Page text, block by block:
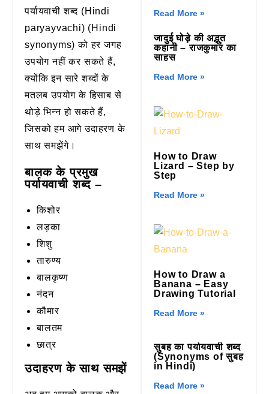
पर्यायवाची शब्द (Hindi
paryayvachi) (Hindi
synonyms) को हर जगह
उपयोग नहीं कर सकते हैं,
क्योंकि इन सारे शब्दों के
मतलब उपयोग के हिसाब से
थोड़े भिन्न हो सकते हैं,
जिसको हम आगे उदाहरण के
साथ समझेंगे।
बालक के प्रमुख
पर्यायवाची शब्द –
किशोर
लड़का
शिशु
तारुण्य
बालकृष्ण
नंदन
कौमार
बालतम
छात्र
उदाहरण के साथ समझें
Read More »
जादुई घोड़े की अद्भुत
कहानी – राजकुमार का
साहस
Read More »
How to Draw
Lizard – Step by
Step
Read More »
How to Draw a
Banana – Easy
Drawing Tutorial
Read More »
सुबह का पर्यायवाची शब्द
(Synonyms of सुबह
in Hindi)
Read More »